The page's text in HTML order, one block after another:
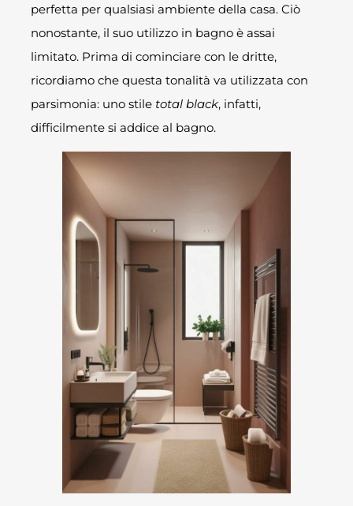
perfetta per qualsiasi ambiente della casa. Ciò
nonostante, il suo utilizzo in bagno è assai
limitato. Prima di cominciare con le dritte,
ricordiamo che questa tonalità va utilizzata con
parsimonia: uno stile total black, infatti,
difficilmente si addice al bagno.